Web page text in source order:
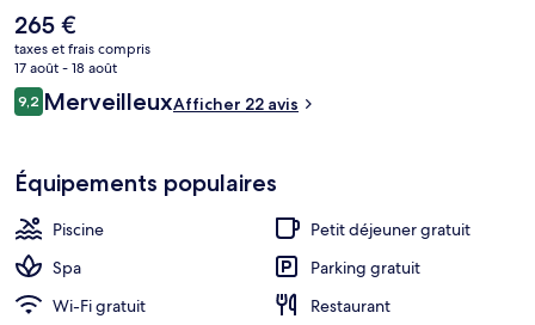
avantages de cet hébergement figurent 3 bains à remous, une
piscine couverte et un bar / salon.
Le
prix
actuel
est
de
265 €
taxes et frais compris
17 août - 18 août
Avis
voyageurs
9,29,2 sur 10
MerveilleuxAfficher 22 avis
Équipements populaires
Piscine
Petit déjeuner gratuit
Spa
Parking gratuit
Wi-Fi gratuit
Restaurant